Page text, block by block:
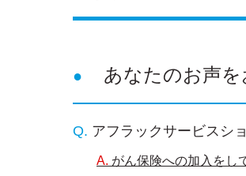
あなたのお声
アフラックサービスシ
がん保険への加入をし